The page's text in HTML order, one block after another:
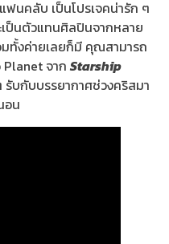
นคลับ เป็นโปรเจคน่ารัก ๆ
ป็นตัวแทนศิลปินจากหลาย
ทั้งค่ายเลยก็มี คุณสามารถ
Planet จาก Starship
รับกับบรรยากาศช่วงคริสมา
อน